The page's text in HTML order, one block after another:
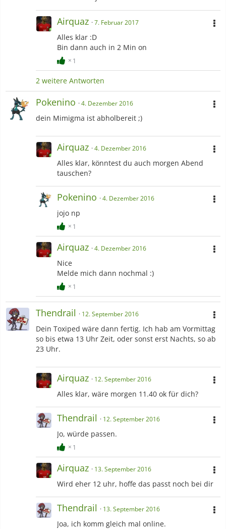
Airquaz 7. Februar 2017
Alles klar :D
Bin dann auch in 2 Min on
1
2 weitere Antworten
Pokenino 4. Dezember 2016
dein Mimigma ist abholbereit ;)
Airquaz 4. Dezember 2016
Alles klar, könntest du auch morgen Abend
tauschen?
Pokenino 4. Dezember 2016
jojo np
1
Airquaz 4. Dezember 2016
Nice
Melde mich dann nochmal :)
1
Thendrail 12. September 2016
Dein Toxiped wäre dann fertig. Ich hab am Vormittag
so bis etwa 13 Uhr Zeit, oder sonst erst Nachts, so ab
23 Uhr.
Airquaz 12. September 2016
Alles klar, wäre morgen 11.40 ok für dich?
Thendrail 12. September 2016
Jo, würde passen.
1
Airquaz 13. September 2016
Wird eher 12 uhr, hoffe das passt noch bei dir
Thendrail 13. September 2016
Joa, ich komm gleich mal online.